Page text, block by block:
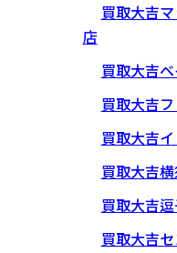
買取大吉
店
買取大吉
買取大吉
買取大吉
買取大吉
買取大吉
買取大吉